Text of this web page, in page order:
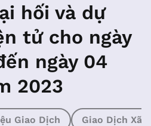
hối và dự
tử cho ngày
ngày 04
2023
Giao Dịch Giao Dịch Xã